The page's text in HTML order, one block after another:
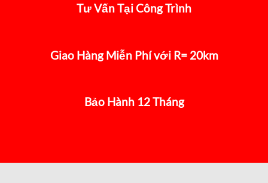
Tư Vấn Tại Công Trình
Giao Hàng Miễn Phí với R= 20km
Bảo Hành 12 Tháng